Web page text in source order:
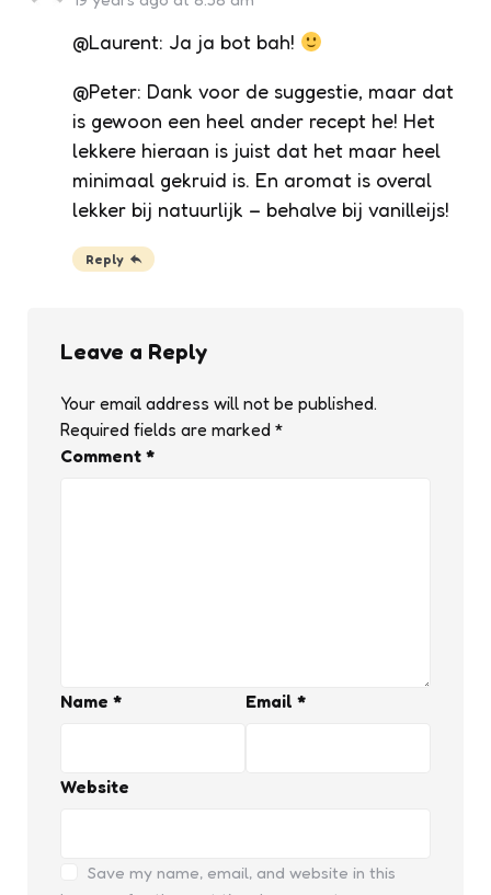
@Laurent: Ja ja bot bah!
@Peter: Dank voor de suggestie, maar dat
is gewoon een heel ander recept he! Het
lekkere hieraan is juist dat het maar heel
minimaal gekruid is. En aromat is overal
lekker bij natuurlijk – behalve bij vanilleijs!
Reply
Leave a Reply
Your email address will not be published.
Required fields are marked *
Comment *
Name * Email *
Website
Save my name, email, and website in this